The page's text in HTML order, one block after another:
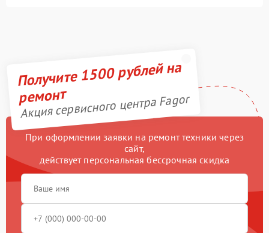
Получите 1500 рублей на
ремонт
Акция сервисного центра Fagor
При оформлении заявки на ремонт техники через
сайт,
действует персональная бессрочная скидка